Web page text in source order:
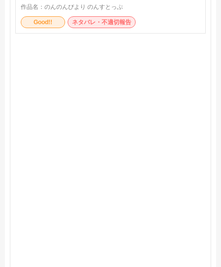
作品名： のんのんびより のんすとっぷ
Good!! ネタバレ・不適切報告